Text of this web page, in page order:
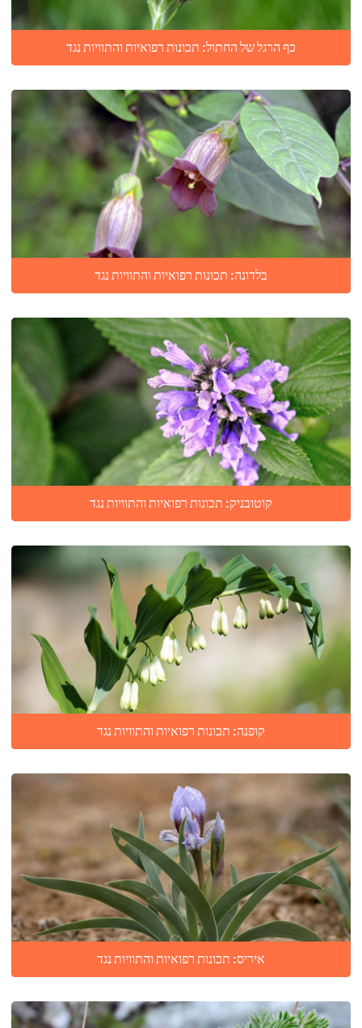
כף הרגל של החתול: תכונות רפואיות והתוויות נגד
בלדונה: תכונות רפואיות והתוויות נגד
קוטובניק: תכונות רפואיות והתוויות נגד
קופנה: תכונות רפואיות והתוויות נגד
איריס: תכונות רפואיות והתוויות נגד